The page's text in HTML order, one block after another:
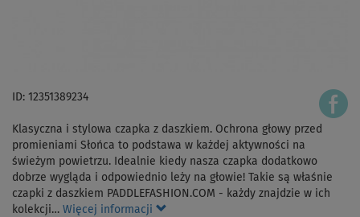
ID: 12351389234
Klasyczna i stylowa czapka z daszkiem. Ochrona głowy przed
promieniami Słońca to podstawa w każdej aktywności na
świeżym powietrzu. Idealnie kiedy nasza czapka dodatkowo
dobrze wygląda i odpowiednio leży na głowie! Takie są właśnie
czapki z daszkiem PADDLEFASHION.COM - każdy znajdzie w ich
kolekcji… Więcej informacji